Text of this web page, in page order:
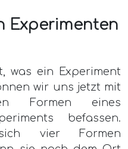
Experimenten
was ein Experiment
wir uns jetzt mit
Formen eines
befassen.
vier Formen